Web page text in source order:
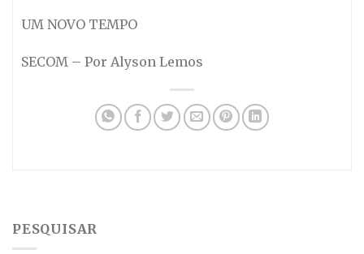
UM NOVO TEMPO
SECOM – Por Alyson Lemos
PESQUISAR